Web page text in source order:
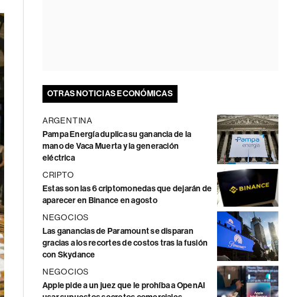
OTRAS NOTICIAS ECONÓMICAS
ARGENTINA
Pampa Energía duplica su ganancia de la
mano de Vaca Muerta y la generación
eléctrica
CRIPTO
Estas son las 6 criptomonedas que dejarán de
aparecer en Binance en agosto
NEGOCIOS
Las ganancias de Paramount se disparan
gracias a los recortes de costos tras la fusión
con Skydance
NEGOCIOS
Apple pide a un juez que le prohíba a OpenAI